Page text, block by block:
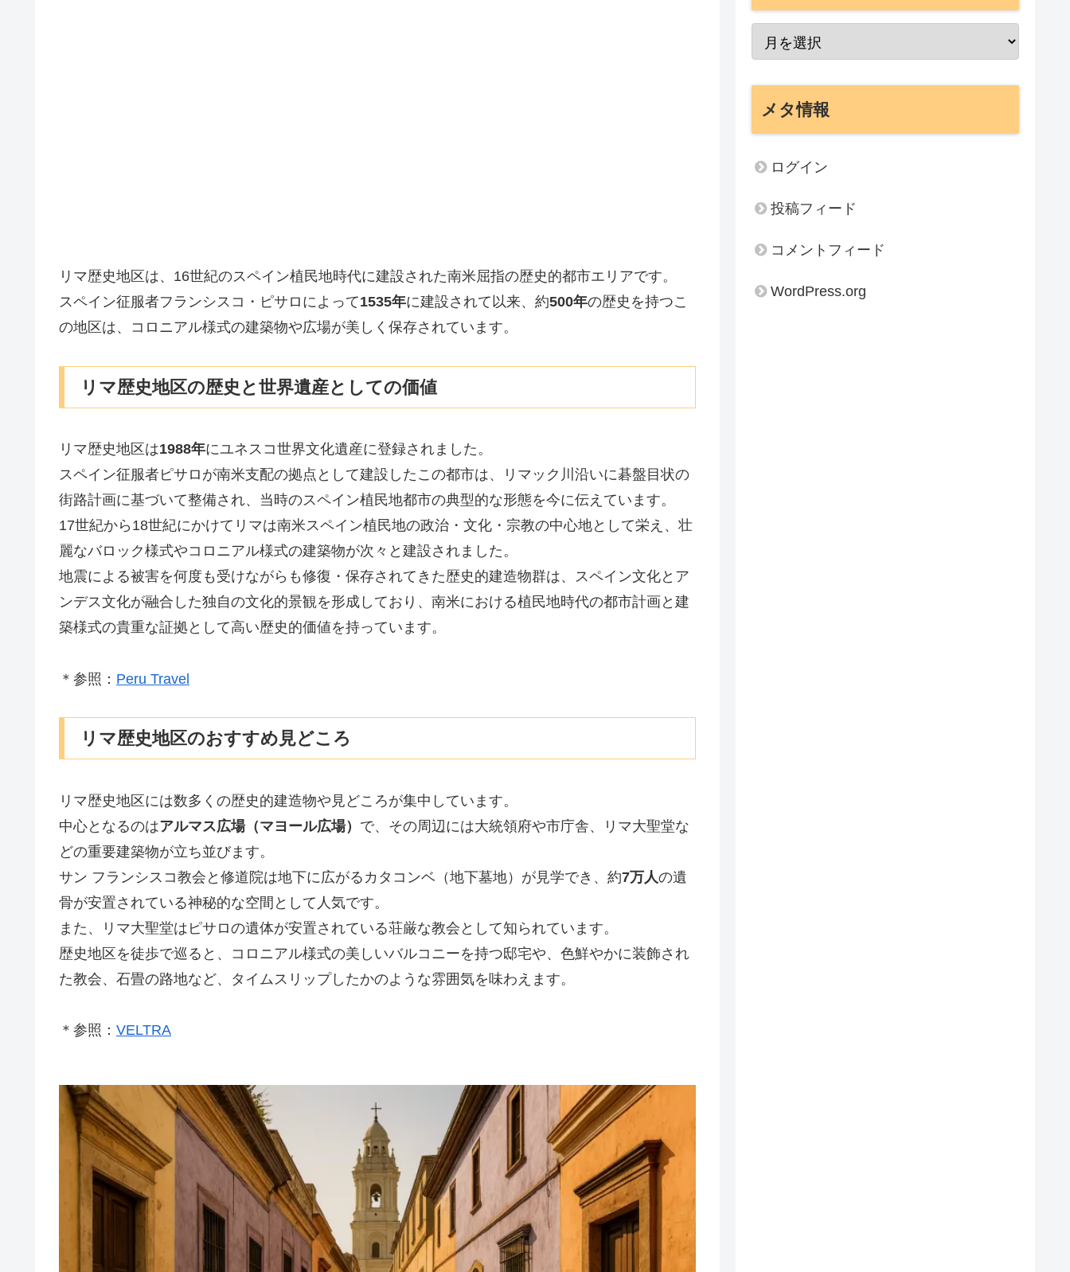
リマ歴史地区は、16世紀のスペイン植民地時代に建設された南米屈指の歴史的都市エリアです。
スペイン征服者フランシスコ・ピサロによって1535年に建設されて以来、約500年の歴史を持つこ
の地区は、コロニアル様式の建築物や広場が美しく保存されています。
リマ歴史地区の歴史と世界遺産としての価値
リマ歴史地区は1988年にユネスコ世界文化遺産に登録されました。
スペイン征服者ピサロが南米支配の拠点として建設したこの都市は、リマック川沿いに碁盤目状の
街路計画に基づいて整備され、当時のスペイン植民地都市の典型的な形態を今に伝えています。
17世紀から18世紀にかけてリマは南米スペイン植民地の政治・文化・宗教の中心地として栄え、壮
麗なバロック様式やコロニアル様式の建築物が次々と建設されました。
地震による被害を何度も受けながらも修復・保存されてきた歴史的建造物群は、スペイン文化とア
ンデス文化が融合した独自の文化的景観を形成しており、南米における植民地時代の都市計画と建
築様式の貴重な証拠として高い歴史的価値を持っています。
＊参照： Peru Travel
リマ歴史地区のおすすめ見どころ
リマ歴史地区には数多くの歴史的建造物や見どころが集中しています。
中心となるのはアルマス広場（マヨール広場） で、その周辺には大統領府や市庁舎、リマ大聖堂な
どの重要建築物が立ち並びます。
サン フランシスコ教会と修道院は地下に広がるカタコンベ（地下墓地）が見学でき、約7万人の遺
骨が安置されている神秘的な空間として人気です。
また、リマ大聖堂はピサロの遺体が安置されている荘厳な教会として知られています。
歴史地区を徒歩で巡ると、コロニアル様式の美しいバルコニーを持つ邸宅や、色鮮やかに装飾され
た教会、石畳の路地など、タイムスリップしたかのような雰囲気を味わえます。
＊参照： VELTRA
メタ情報
ログイン
投稿フィード
コメントフィード
WordPress.org